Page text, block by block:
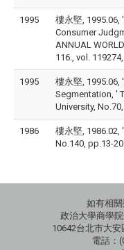
1995
樓永堅,
Consumer
ANNUAL
116., vol.
1995
樓永堅,
Segmentation, '
University,
1986
樓永堅,
No.140, pp.13-
如有相
政治大學商學
10642台北市大
電話：